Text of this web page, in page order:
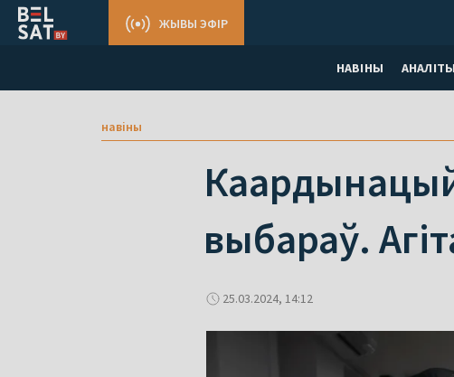
НАВІНЫ
ЖЫВЫ ЭФІР
навіны
выбараў.
25.03.2024, 14:12